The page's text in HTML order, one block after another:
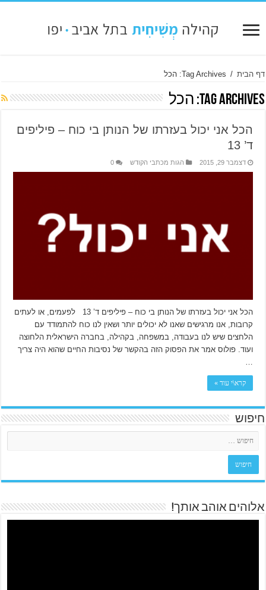
דף הבית / Tag Archives: הכל
Tag Archives: הכל
הכל אני יכול בעזרתו של הנותן בי כוח – פיליפים
ד’ 13
דצמבר 29, 2015 הגות מכתבי הקודש 0
הכל אני יכול בעזרתו של הנותן בי כוח – פיליפים ד’ 13 לפעמים, או לעתים
קרובות, אנו מרגישים שאנו לא יכולים יותר ושאין לנו כוח להתמודד עם
הלחצים שיש לנו בעבודה, במשפחה, בקהילה, בחברה הישראלית הלחוצה
ועוד. פולוס אמר את הפסוק הזה בהקשר של נסיבות החיים שהוא היה צריך
קרא\י עוד »
חיפוש
אלוהים אוהב אותך!